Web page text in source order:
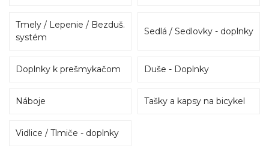
Tmely / Lepenie / Bezduš.
systém
Sedlá / Sedlovky - doplnky
Doplnky k prešmykačom Duše - Doplnky
Náboje Tašky a kapsy na bicykel
Vidlice / Tlmiče - doplnky